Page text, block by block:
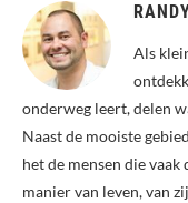
Als
onderweg leert, delen
Naast de mooiste
het de mensen die
manier van leven, van